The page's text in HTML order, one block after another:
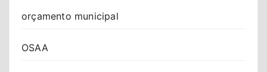
orçamento municipal
OSAA